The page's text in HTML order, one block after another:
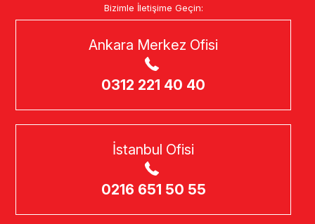
Bizimle İletişime Geçin:
Ankara Merkez Ofisi
0312 221 40 40
İstanbul Ofisi
0216 651 50 55